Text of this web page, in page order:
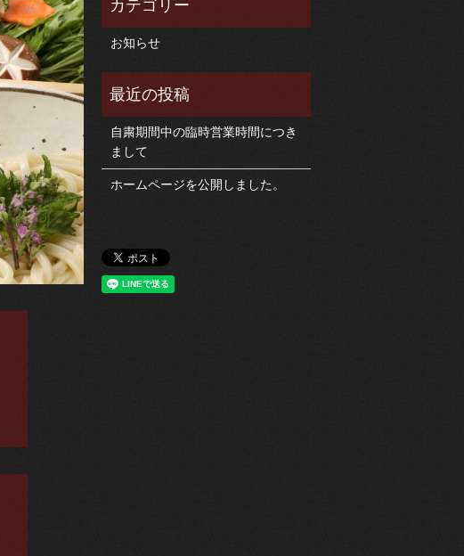
お知らせ
自粛期間中の臨時営業時間につき
まして
ホームページを公開しました。